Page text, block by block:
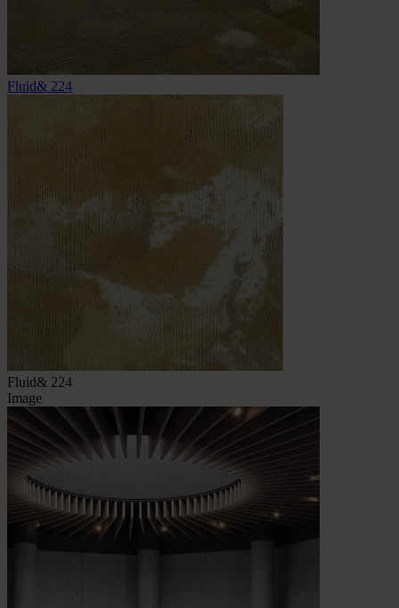
Fluid& 224
Fluid& 224
Image